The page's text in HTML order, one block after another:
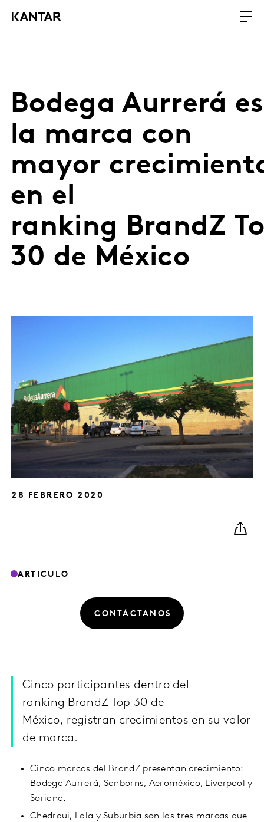
Bodega Aurrerá es
la marca con
mayor
en el
ranking BrandZ
30 de México
28 FEBRERO 2020
ARTICULO
CONTÁCTANOS
Cinco participantes dentro del
ranking BrandZ Top 30 de
México, registran crecimientos en su valor
de marca.
Cinco marcas del BrandZ presentan crecimiento:
Bodega Aurrerá, Sanborns, Aeroméxico, Liverpool y
Soriana.
Chedraui, Lala y Suburbia son las tres marcas que